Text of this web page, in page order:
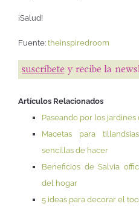
¡Salud!
Fuente: theinspiredroom
Artículos Relacionados
Paseando por los jardines
Macetas para
sencillas de hacer
Beneficios de Salvia
del hogar
5 ideas para decorar el